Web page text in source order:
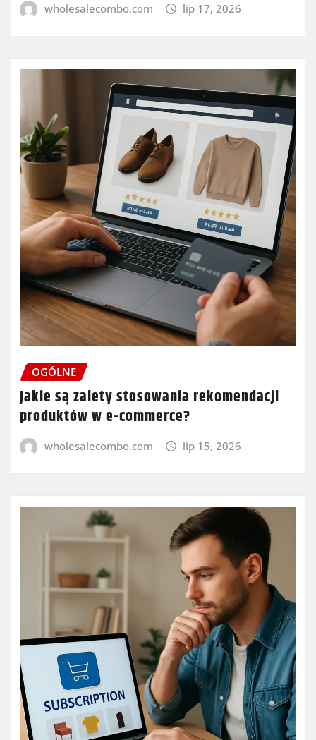
wholesalecombo.com lip 17, 2026
OGÓLNE
Jakie są zalety stosowania rekomendacji
produktów w e-commerce?
wholesalecombo.com lip 15, 2026